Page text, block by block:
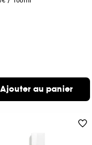
Ajouter au panier